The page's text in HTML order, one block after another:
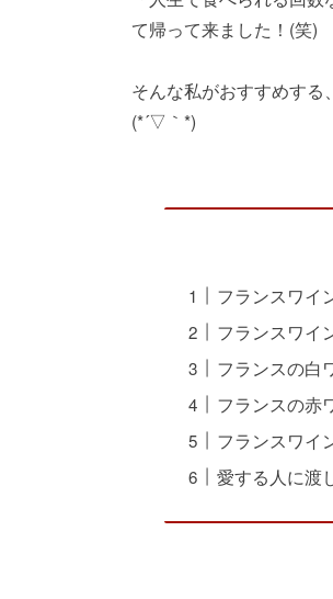
て帰って来ました！(笑)
そんな私がおすすめする、
(*´▽｀*)
フランスワイ
フランスワイ
フランスの白
フランスの赤
フランスワイ
愛する人に渡